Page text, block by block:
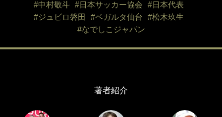
#中村敬斗
#日本サッカー協会
#日本代表
#ジュビロ磐田
#ベガルタ仙台
#松木玖生
#なでしこジャパン
著者紹介